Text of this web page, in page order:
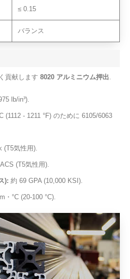
≤ 0.15
バランス
貢献します 8020 アルミニウム押出
lb/in³).
(1112 - 1211 °F) のために 6105/6063
(T5気性用).
(T5気性用).
): 約 69 GPA (10,000 KSI).
・°C (20-100 °C).